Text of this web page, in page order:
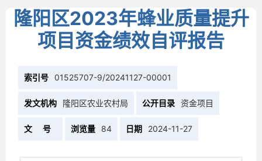
隆阳区2023年蜂业质量提升
项目资金绩效自评报告
索引号 01525707-9/20241127-00001
发文机构 隆阳区农业农村局 公开目录 资金项目
文 号 浏览量 84 日期 2024-11-27